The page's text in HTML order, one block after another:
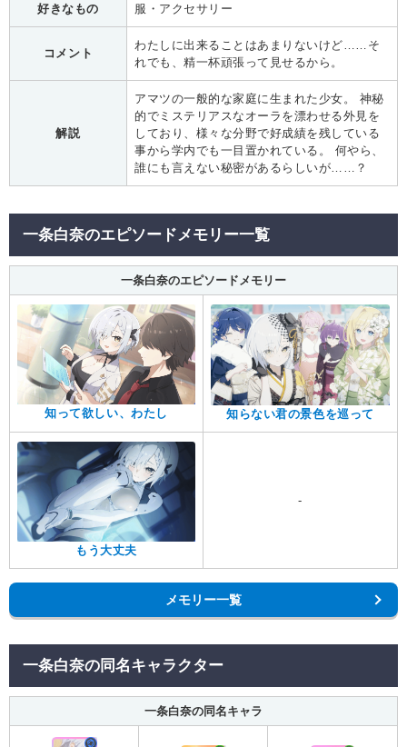
好きなもの 服・アクセサリー
コメント
わたしに出来ることはあまりないけど……そ
れでも、精一杯頑張って見せるから。
解説
アマツの一般的な家庭に生まれた少女。 神秘
的でミステリアスなオーラを漂わせる外見を
しており、様々な分野で好成績を残している
事から学内でも一目置かれている。 何やら、
誰にも言えない秘密があるらしいが……？
一条白奈のエピソードメモリー一覧
一条白奈のエピソードメモリー
知って欲しい、わたし 知らない君の景色を巡って
もう大丈夫
-
メモリー一覧
一条白奈の同名キャラクター
一条白奈の同名キャラ